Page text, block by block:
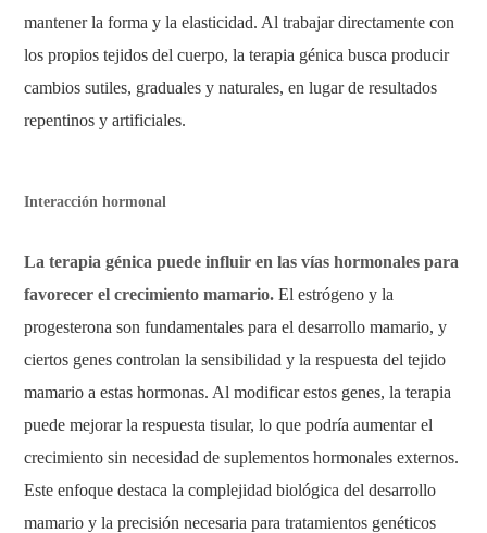
mantener la forma y la elasticidad. Al trabajar directamente con
los propios tejidos del cuerpo, la terapia génica busca producir
cambios sutiles, graduales y naturales, en lugar de resultados
repentinos y artificiales.
Interacción hormonal
La terapia génica puede influir en las vías hormonales para
favorecer el crecimiento mamario. El estrógeno y la
progesterona son fundamentales para el desarrollo mamario, y
ciertos genes controlan la sensibilidad y la respuesta del tejido
mamario a estas hormonas. Al modificar estos genes, la terapia
puede mejorar la respuesta tisular, lo que podría aumentar el
crecimiento sin necesidad de suplementos hormonales externos.
Este enfoque destaca la complejidad biológica del desarrollo
mamario y la precisión necesaria para tratamientos genéticos